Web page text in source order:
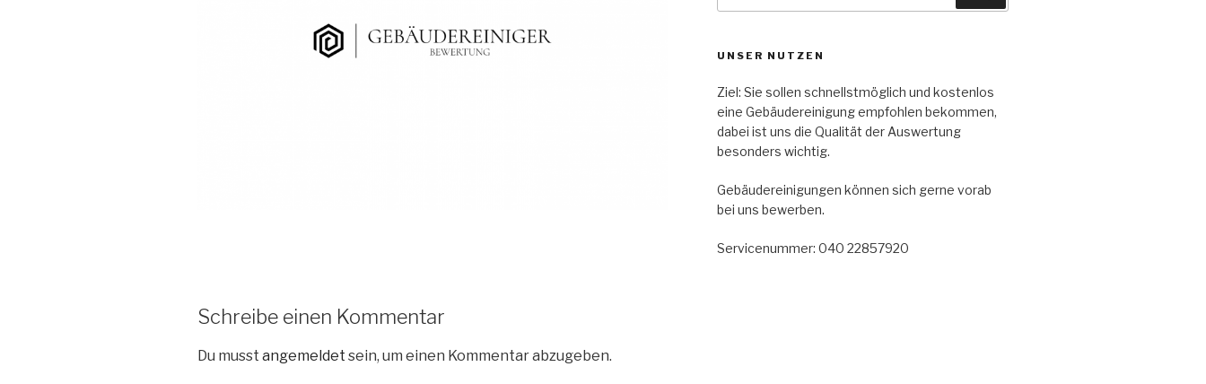
Schreibe einen Kommentar
Du musst angemeldet sein, um einen Kommentar abzugeben.
UNSER NUTZEN
Ziel: Sie sollen schnellstmöglich und kostenlos
eine Gebäudereinigung empfohlen bekommen,
dabei ist uns die Qualität der Auswertung
besonders wichtig.
Gebäudereinigungen können sich gerne vorab
bei uns bewerben.
Servicenummer: 040 22857920